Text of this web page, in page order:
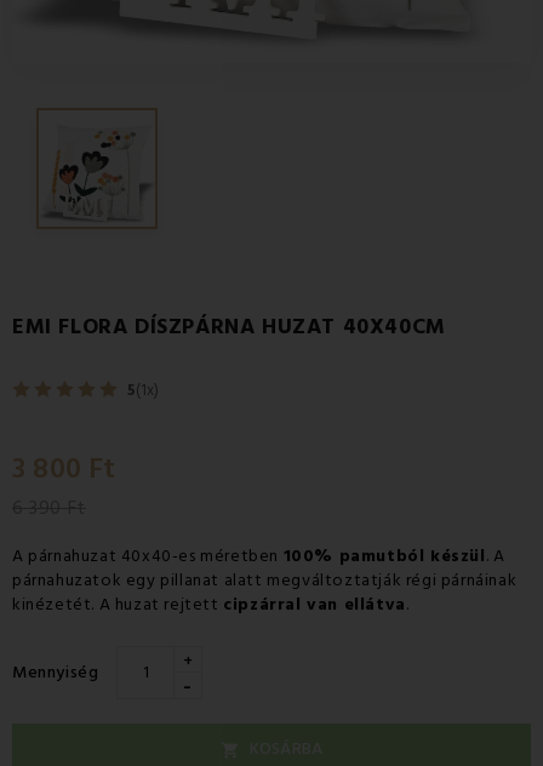
EMI FLORA DÍSZPÁRNA HUZAT 40X40CM
5(1x)
3 800 Ft
A párnahuzat 40x40-es méretben 100% pamutból készül. A
párnahuzatok egy pillanat alatt megváltoztatják régi párnáinak
kinézetét. A huzat rejtett cipzárral van ellátva.
Mennyiség +
-